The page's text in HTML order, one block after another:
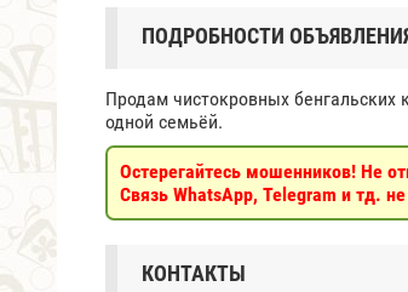
ПОДРОБНОСТИ
Продам чистокровных
одной семьёй.
Остерегайтесь мошенников! Не
Связь WhatsApp, Telegram и тд.
КОНТАКТЫ